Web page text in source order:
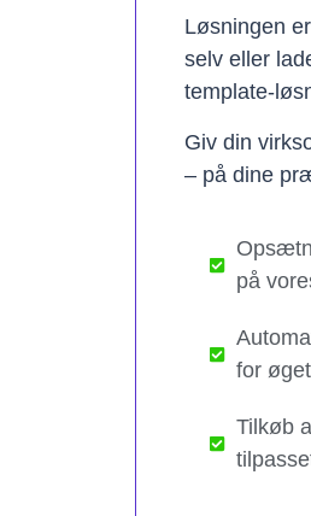
Løsningen
selv eller
template-
Giv din
– på dine
på
for
Tilkøb